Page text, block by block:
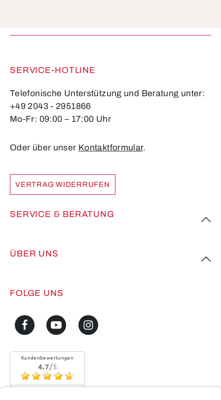
SERVICE-HOTLINE
Telefonische Unterstützung und Beratung unter:
+49 2043 - 2951866
Mo-Fr: 09:00 – 17:00 Uhr
Oder über unser Kontaktformular.
VERTRAG WIDERRUFEN
SERVICE & BERATUNG
ÜBER UNS
FOLGE UNS
Kundenbewertungen
4.7/5